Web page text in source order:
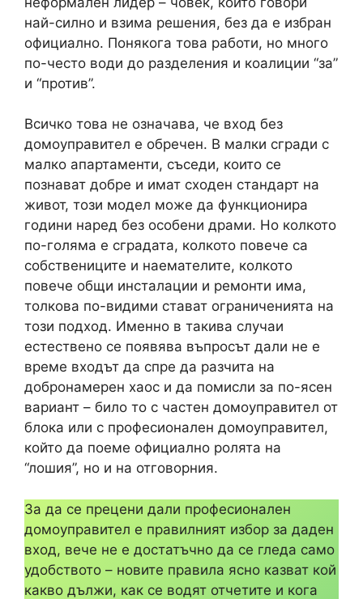
най-силно и взима решения, без да е избран
официално. Понякога това работи, но много
по-често води до разделения и коалиции “за”
и “против”.
Всичко това не означава, че вход без
домоуправител е обречен. В малки сгради с
малко апартаменти, съседи, които се
познават добре и имат сходен стандарт на
живот, този модел може да функционира
години наред без особени драми. Но колкото
по-голяма е сградата, колкото повече са
собствениците и наемателите, колкото
повече общи инсталации и ремонти има,
толкова по-видими стават ограниченията на
този подход. Именно в такива случаи
естествено се появява въпросът дали не е
време входът да спре да разчита на
добронамерен хаос и да помисли за по-ясен
вариант – било то с частен домоуправител от
блока или с професионален домоуправител,
който да поеме официално ролята на
“лошия”, но и на отговорния.
За да се прецени дали професионален
домоуправител е правилният избор за даден
вход, вече не е достатъчно да се гледа само
удобството – новите правила ясно казват кой
какво дължи, как се водят отчетите и кога